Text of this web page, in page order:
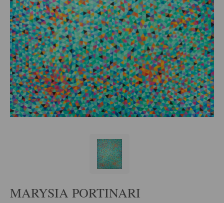
MARYSIA PORTINARI